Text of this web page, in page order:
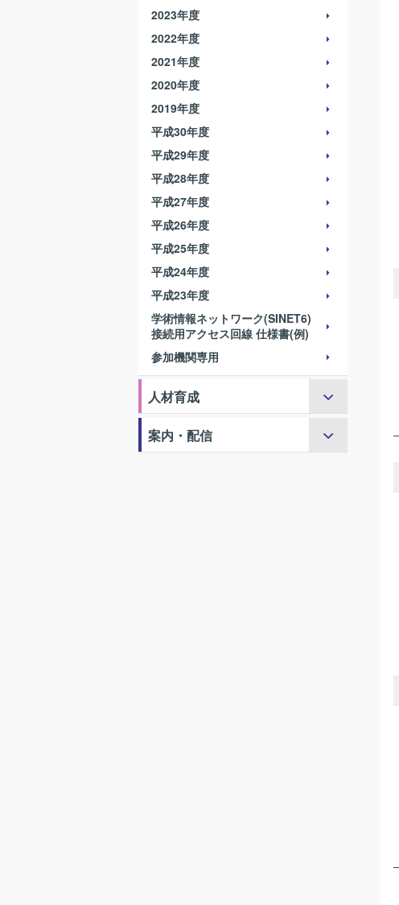
2023年度
2022年度
2021年度
2020年度
2019年度
平成30年度
平成29年度
平成28年度
平成27年度
平成26年度
平成25年度
平成24年度
平成23年度
学術情報ネットワーク(SINET6)
接続用アクセス回線 仕様書(例)
参加機関専用
人材育成
案内・配信